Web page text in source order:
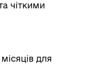
чіткими
для